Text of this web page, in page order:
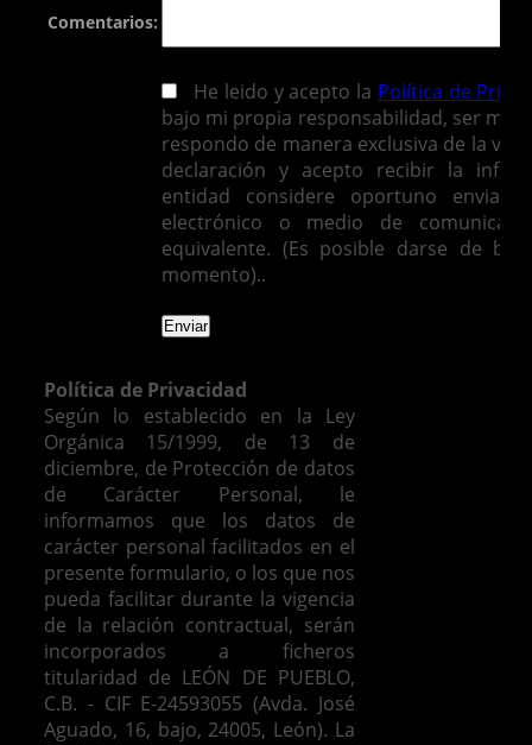
Comentarios:
He leido y acepto la Política de
bajo mi propia responsabilidad, ser
respondo de manera exclusiva de la
declaración y acepto recibir la
entidad considere oportuno
electrónico o medio de
equivalente. (Es posible darse de
momento)..
Política de Privacidad
Según lo establecido en la Ley
Orgánica 15/1999, de 13 de
diciembre, de Protección de datos
de Carácter Personal, le
informamos que los datos de
carácter personal facilitados en el
presente formulario, o los que nos
pueda facilitar durante la vigencia
de la relación contractual, serán
incorporados a ficheros
titularidad de LEÓN DE PUEBLO,
C.B. - CIF E-24593055 (Avda. José
Aguado, 16, bajo, 24005, León). La